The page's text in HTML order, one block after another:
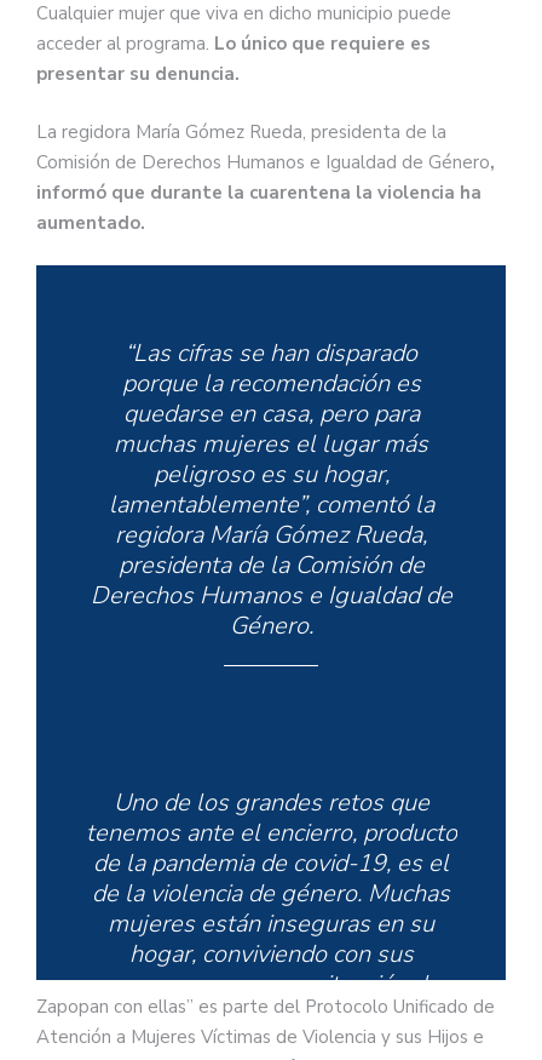
Cualquier mujer que viva en dicho municipio puede
acceder al programa. Lo único que requiere es
presentar su denuncia.
La regidora María Gómez Rueda, presidenta de la
Comisión de Derechos Humanos e Igualdad de Género,
informó que durante la cuarentena la violencia ha
aumentado.
“Las cifras se han disparado
porque la recomendación es
quedarse en casa, pero para
muchas mujeres el lugar más
peligroso es su hogar,
lamentablemente”, comentó la
regidora María Gómez Rueda,
presidenta de la Comisión de
Derechos Humanos e Igualdad de
Género.
Uno de los grandes retos que
tenemos ante el encierro, producto
de la pandemia de covid-19, es el
de la violencia de género. Muchas
mujeres están inseguras en su
hogar, conviviendo con sus
agresores y en una situación de
riesgo.
pic.twitter.com/0enfQXJuga
Zapopan con ellas” es parte del Protocolo Unificado de
Atención a Mujeres Víctimas de Violencia y sus Hijos e